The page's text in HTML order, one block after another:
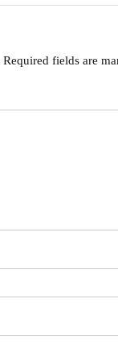
Required fields are